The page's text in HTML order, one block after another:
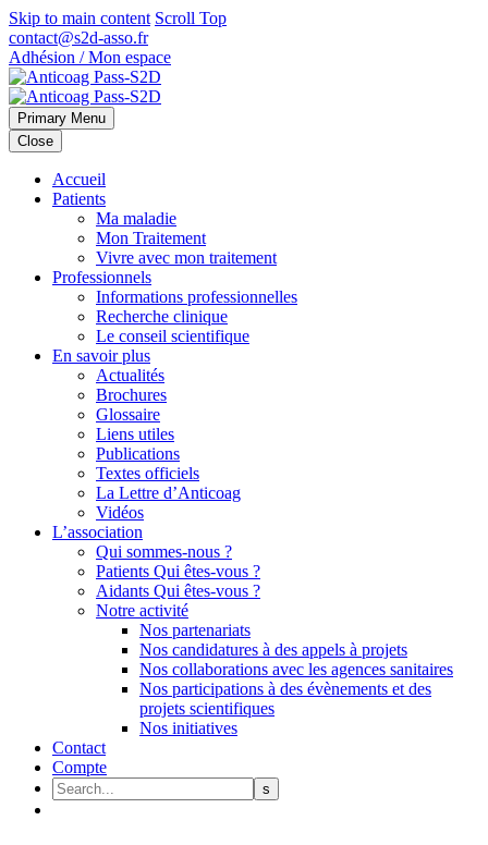
Skip to main content Scroll Top
contact@s2d-asso.fr
Adhésion / Mon espace
Primary Menu
Close
Accueil
Patients
Ma maladie
Mon Traitement
Vivre avec mon traitement
Professionnels
Informations professionnelles
Recherche clinique
Le conseil scientifique
En savoir plus
Actualités
Brochures
Glossaire
Liens utiles
Publications
Textes officiels
La Lettre d’Anticoag
Vidéos
L’association
Qui sommes-nous ?
Patients Qui êtes-vous ?
Aidants Qui êtes-vous ?
Notre activité
Nos partenariats
Nos candidatures à des appels à projets
Nos collaborations avec les agences sanitaires
Nos participations à des évènements et des
projets scientifiques
Nos initiatives
Contact
Compte